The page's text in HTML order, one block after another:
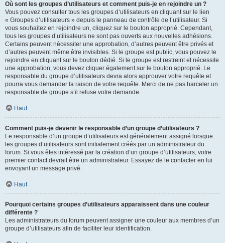
Où sont les groupes d’utilisateurs et comment puis-je en rejoindre un ?
Vous pouvez consulter tous les groupes d’utilisateurs en cliquant sur le lien
« Groupes d’utilisateurs » depuis le panneau de contrôle de l’utilisateur. Si
vous souhaitez en rejoindre un, cliquez sur le bouton approprié. Cependant,
tous les groupes d’utilisateurs ne sont pas ouverts aux nouvelles adhésions.
Certains peuvent nécessiter une approbation, d’autres peuvent être privés et
d’autres peuvent même être invisibles. Si le groupe est public, vous pouvez le
rejoindre en cliquant sur le bouton dédié. Si le groupe est restreint et nécessite
une approbation, vous devez cliquer également sur le bouton approprié. Le
responsable du groupe d’utilisateurs devra alors approuver votre requête et
pourra vous demander la raison de votre requête. Merci de ne pas harceler un
responsable de groupe s’il refuse votre demande.
Haut
Comment puis-je devenir le responsable d’un groupe d’utilisateurs ?
Le responsable d’un groupe d’utilisateurs est généralement assigné lorsque
les groupes d’utilisateurs sont initialement créés par un administrateur du
forum. Si vous êtes intéressé par la création d’un groupe d’utilisateurs, votre
premier contact devrait être un administrateur. Essayez de le contacter en lui
envoyant un message privé.
Haut
Pourquoi certains groupes d’utilisateurs apparaissent dans une couleur
différente ?
Les administrateurs du forum peuvent assigner une couleur aux membres d’un
groupe d’utilisateurs afin de faciliter leur identification.